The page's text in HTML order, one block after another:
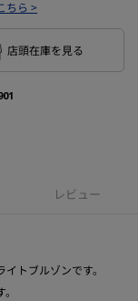
ちら >
店頭在庫を見る
レビュー
トブルゾンです。